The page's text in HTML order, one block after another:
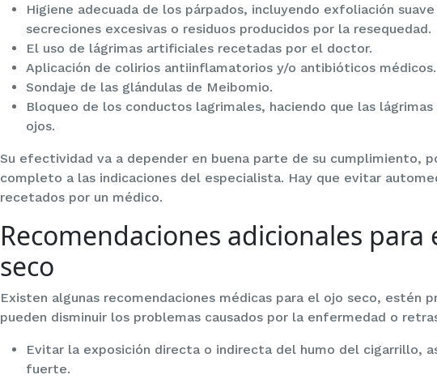
Higiene adecuada de los párpados, incluyendo exfoliación
secreciones excesivas o residuos producidos por la resequedad.
El uso de lágrimas artificiales recetadas por el doctor.
Aplicación de colirios antiinflamatorios y/o antibióticos médicos.
Sondaje de las glándulas de Meibomio.
Bloqueo de los conductos lagrimales, haciendo que las
ojos.
Su efectividad va a depender en buena parte de su cumplimiento,
completo a las indicaciones del especialista. Hay que evitar
recetados por un médico.
Recomendaciones adicionales
seco
Existen algunas recomendaciones médicas para el ojo seco, estén
pueden disminuir los problemas causados por la enfermedad o
Evitar la exposición directa o indirecta del humo del cigarrillo,
fuerte.